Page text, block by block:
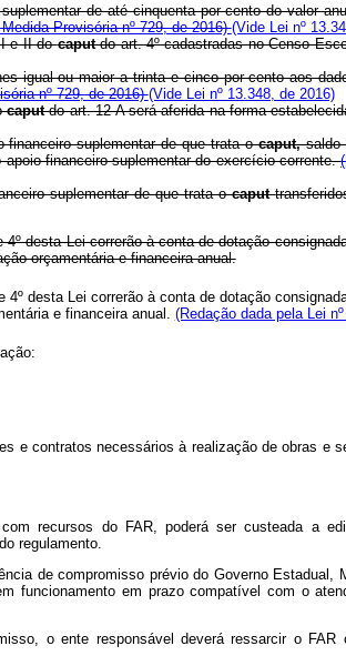
de até cinquenta por cento do valor
Provisória nº 729, de 2016)(Vide Lei nº
I e II docaputdo art. 4ºcadastradas no Censo
igual ou maior a trinta e cinco por cento aos
nº 729, de 2016)(Vide Lei nº 13.348, de 2016)
caputdo art. 12-A será aferida na forma
financeiro suplementar de que trata ocaput,saldo
financeiro suplementar do exercício corrente.
suplementar de que trata ocaput
desta Lei correrão à conta de dotação
orçamentária e financeira anual.
desta Lei correrão à conta de dotação
e financeira anual. (Redação dada pela Lei
e contratos necessários à realização de obras e
recursos do FAR, poderá ser custeada a
regulamento.
de compromisso prévio do Governo
funcionamento em prazo compatível com o
o ente responsável deverá ressarcir o